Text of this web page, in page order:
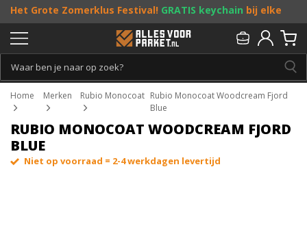
Het Grote Zomerklus Festival! GRATIS keychain bij elke
bestelling vanaf €25, entoffe acties! Doe je mee?
Persoonlijk & gratis advies:013 - 207 00 01
Home Merken Rubio Monocoat Rubio Monocoat Woodcream Fjord
Blue
RUBIO MONOCOAT WOODCREAM FJORD
BLUE
Niet op voorraad = 2-4 werkdagen levertijd